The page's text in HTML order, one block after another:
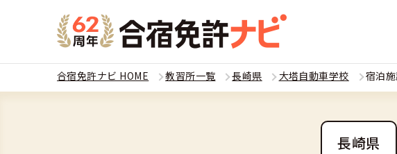
教習所一覧
運転免許の種類(車種)
合宿免許ナビ HOME 教習所一覧 長崎県 大塔自動車学校 宿泊
長崎県